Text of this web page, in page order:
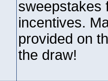
sweepstakes
incentives.
provided on
the draw!